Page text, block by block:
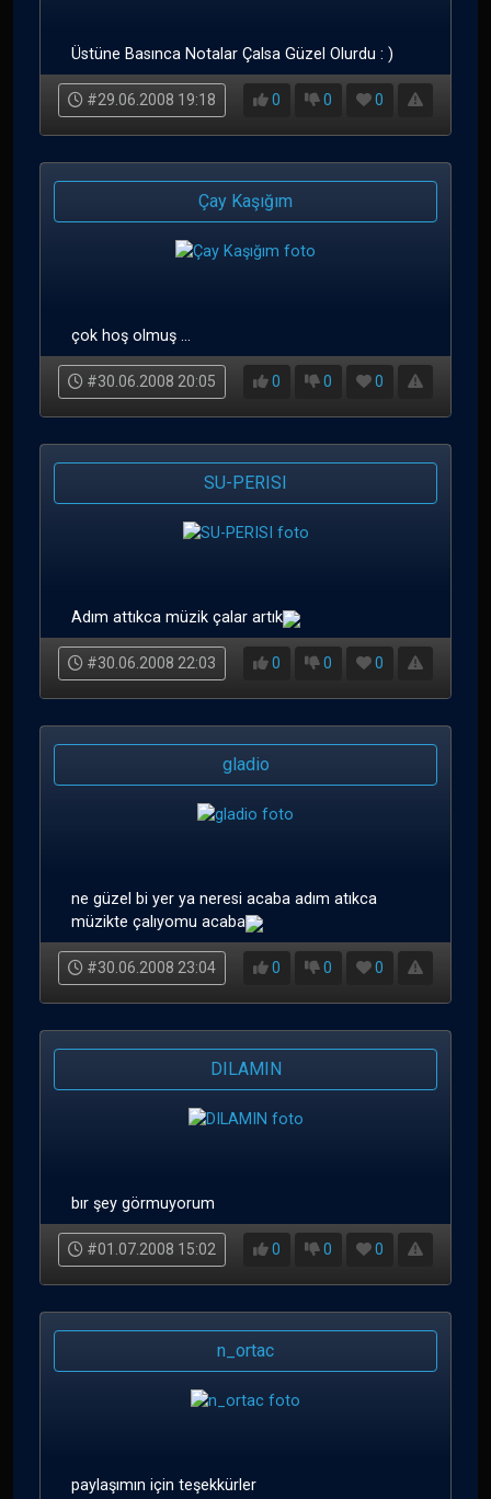
Üstüne Basınca Notalar Çalsa Güzel Olurdu : )
#29.06.2008 19:18 0 0 0
Çay Kaşığım
çok hoş olmuş ...
#30.06.2008 20:05 0 0 0
SU-PERISI
Adım attıkca müzik çalar artık
#30.06.2008 22:03 0 0 0
gladio
ne güzel bi yer ya neresi acaba adım atıkca
müzikte çalıyomu acaba
#30.06.2008 23:04 0 0 0
DILAMIN
bır şey görmuyorum
#01.07.2008 15:02 0 0 0
n_ortac
paylaşımın için teşekkürler